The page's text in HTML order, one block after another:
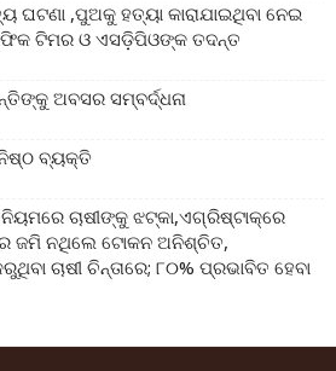
,ପୁଅକୁ ହତ୍ୟା କାରାଯାଇଥିବା ନେଇ
ଟିମର ଓ ଏସଡ଼ିପିଓଙ୍କ ତଦନ୍ତ
ଅବସର ସମ୍ବର୍ଦ୍ଧନା
ବ୍ୟକ୍ତି
ଚାଷୀଙ୍କୁ ଝଟ୍‌କା,ଏଗ୍ରିଷ୍ଟାକ୍‌ରେ
ଜମି ନଥିଲେ ଟୋକନ ଅନିଶ୍ଚିତ,
ଚାଷୀ ଚିନ୍ତାରେ; ୮୦% ପ୍ରଭାବିତ ହେବା